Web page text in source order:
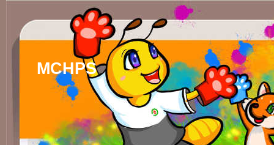
MCHPS